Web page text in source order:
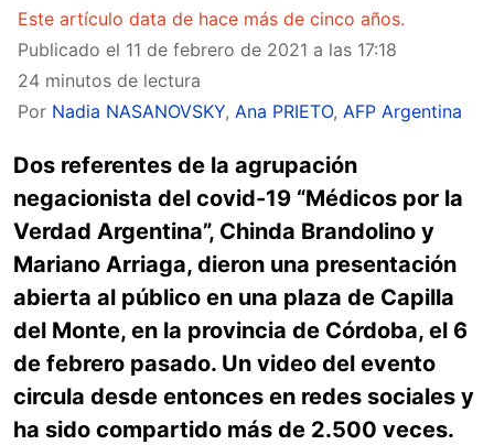
Este artículo data de hace más de cinco años.
Publicado el 11 de febrero de 2021 a las 17:18
24 minutos de lectura
Por Nadia NASANOVSKY, Ana PRIETO, AFP Argentina
Dos referentes de la agrupación
negacionista del covid-19 “Médicos por la
Verdad Argentina”, Chinda Brandolino y
Mariano Arriaga, dieron una presentación
abierta al público en una plaza de Capilla
del Monte, en la provincia de Córdoba, el 6
de febrero pasado. Un video del evento
circula desde entonces en redes sociales y
ha sido compartido más de 2.500 veces.